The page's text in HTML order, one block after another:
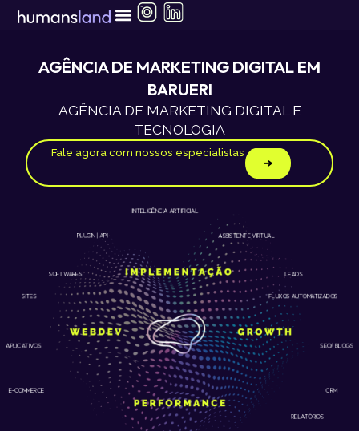
para
conteúdoAGÊNCIA DE MARKETING DIGITAL EM
BARUERI
AGÊNCIA DE MARKETING DIGITAL E
TECNOLOGIA
Fale agora com nossos especialistas
APLICATIVOS
SITES
E-COMMERCE CRM
RELATÓRIOS
SEO/ BLOGS
FLUXOS AUTOMATIZADOS
INTELIGÊNCIA ARTIFICIAL
PLUGIN | API
SOFTWARES
ASSISTENTE VIRTUAL
LEADS